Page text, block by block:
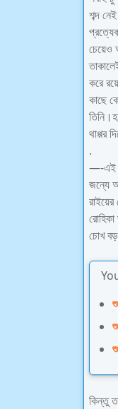
শব্দ
চেয়েও
করে
কাছে
থাপ্পর
.
—-এই
জন্যে
রাইয়ের
চোখ বড়
কিন্তু